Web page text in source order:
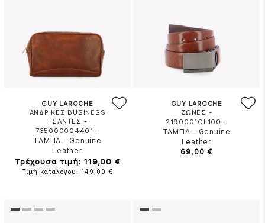
GUY LAROCHE
ΑΝΔΡΙΚΕΣ BUSINESS
ΤΣΑΝΤΕΣ -
735000004401 -
ΤΑΜΠΑ - Genuine
Leather
Τρέχουσα τιμή: 119,00 €
Τιμή καταλόγου: 149,00 €
GUY LAROCHE
ΖΩΝΕΣ -
2190001GL100 -
ΤΑΜΠΑ - Genuine
Leather
69,00 €